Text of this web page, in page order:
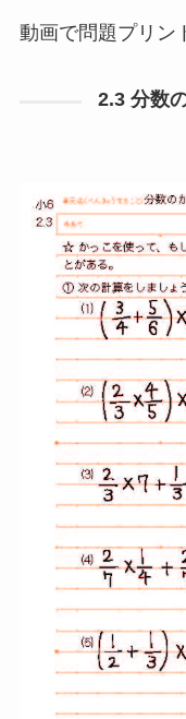
動画で問題プリン
2.3 分数